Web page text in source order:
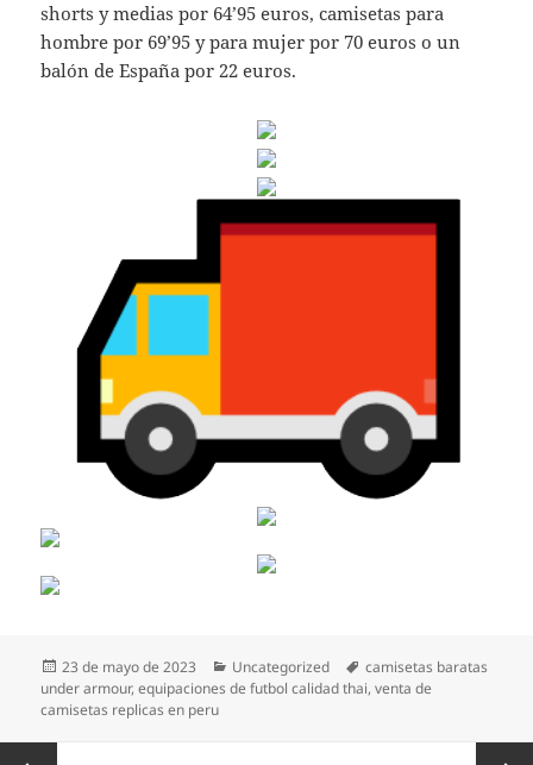
shorts y medias por 64’95 euros, camisetas para
hombre por 69’95 y para mujer por 70 euros o un
balón de España por 22 euros.
Publicado
el
23 de mayo de 2023 Categorías
Uncategorized Etiquetas
camisetas baratas
under armour,equipaciones de futbol calidad thai,venta de
camisetas replicas en peru